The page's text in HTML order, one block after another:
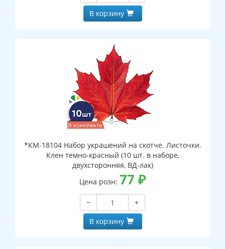
В корзину
*КМ-18104 Набор украшений на скотче. Листочки.
Клен темно-красный (10 шт. в наборе,
двухсторонняя, ВД-лак)
Цена розн: 77 ₽
−
+
В корзину